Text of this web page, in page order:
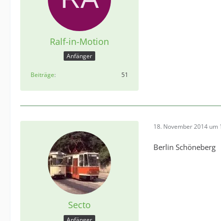
Ralf-in-Motion
Anfänger
Beiträge 51
Secto
18. November 2014 um
Berlin Schöneberg